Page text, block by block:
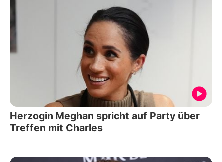
Herzogin Meghan spricht auf Party über
Treffen mit Charles